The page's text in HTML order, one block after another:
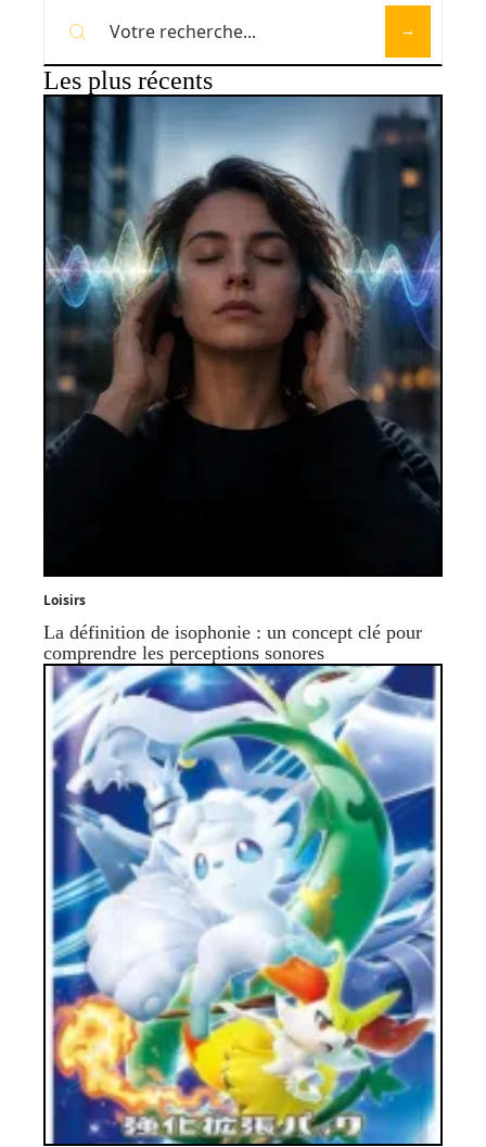
Les plus récents
Loisirs
La définition de isophonie : un concept clé pour
comprendre les perceptions sonores